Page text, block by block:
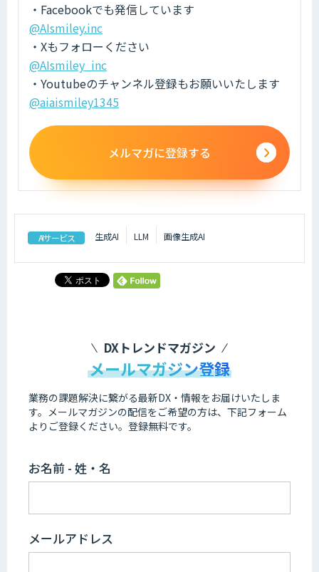
・Facebookでも発信しています
@AIsmiley.inc
・Xもフォローください
@AIsmiley_inc
・Youtubeのチャンネル登録もお願いいたします
@aiaismiley1345
メルマガに登録する
AIサービス 生成AI LLM 画像生成AI
DXトレンドマガジン
メールマガジン登録
業務の課題解決に繋がる最新DX・情報をお届けいたしま
す。 メールマガジンの配信をご希望の方は、下記フォーム
よりご登録ください。登録無料です。
お名前 - 姓・名
メールアドレス